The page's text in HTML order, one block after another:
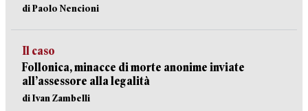
di Paolo Nencioni
Il caso
Follonica, minacce di morte anonime inviate
all’assessore alla legalità
di Ivan Zambelli